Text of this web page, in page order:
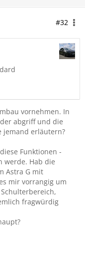
#32
vornehmen. In
abgriff und die
jemand erläutern?
Funktionen -
werde. Hab die
Astra G mit
mir vorrangig um
fragwürdig